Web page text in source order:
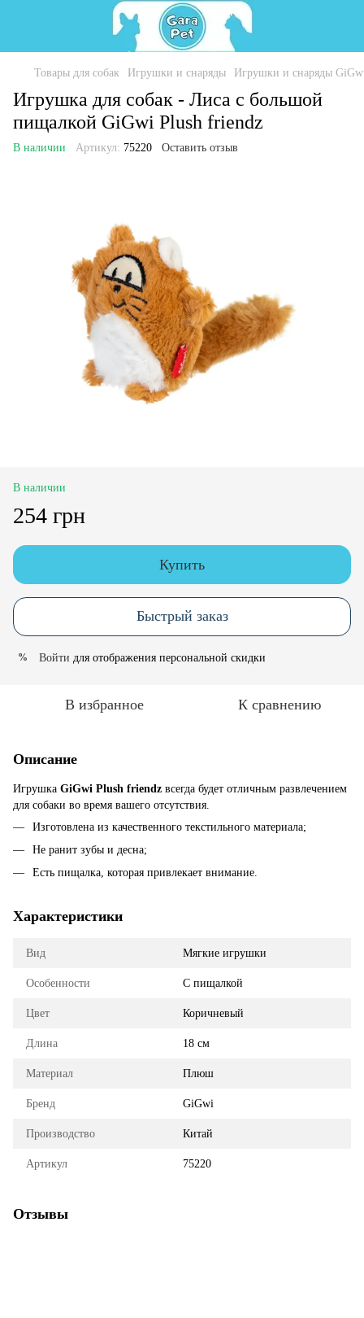
Товары для собак Игрушки и снаряды Игрушки и снаряды
Игрушка для собак - Лиса с большой
пищалкой GiGwi Plush friendz
В наличии Артикул: 75220 Оставить отзыв
В наличии
254 грн
Купить
Быстрый заказ
% Войти для отображения персональной скидки
В избранное К сравнению
Описание
Игрушка GiGwi Plush friendz всегда будет отличным развлечением
для собаки во время вашего отсутствия.
Изготовлена из качественного текстильного материала;
Не ранит зубы и десна;
Есть пищалка, которая привлекает внимание.
Характеристики
Вид Мягкие игрушки
Особенности С пищалкой
Цвет Коричневый
Длина 18 см
Материал Плюш
Бренд GiGwi
Производство Китай
Артикул 75220
Отзывы